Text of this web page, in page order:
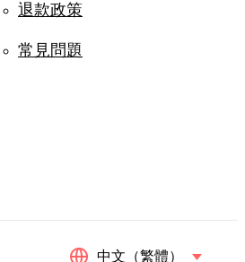
退款政策
常見問題
中文（繁體）